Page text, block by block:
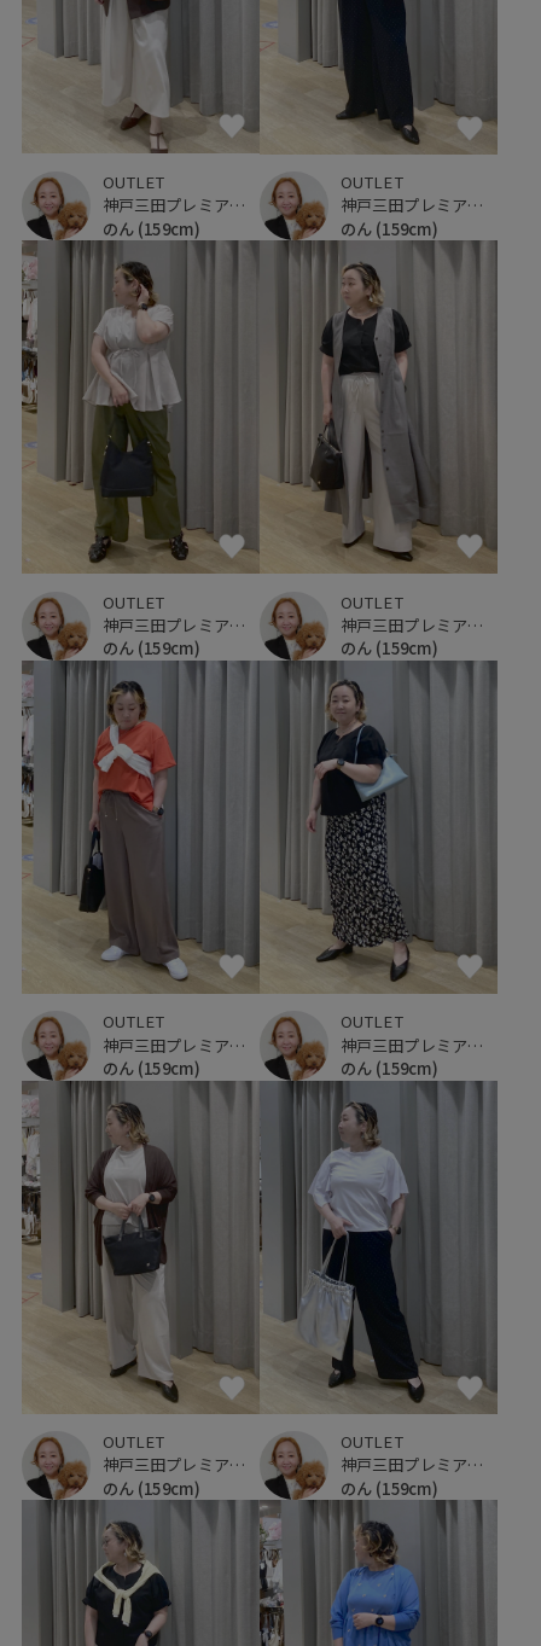
OUTLET
神戸三田プレミアム・アウトレット
のん (159cm)
OUTLET
神戸三田プレミアム・アウトレット
のん (159cm)
OUTLET
神戸三田プレミアム・アウトレット
のん (159cm)
OUTLET
神戸三田プレミアム・アウトレット
のん (159cm)
OUTLET
神戸三田プレミアム・アウトレット
のん (159cm)
OUTLET
神戸三田プレミアム・アウトレット
のん (159cm)
OUTLET
神戸三田プレミアム・アウトレット
のん (159cm)
OUTLET
神戸三田プレミアム・アウトレット
のん (159cm)